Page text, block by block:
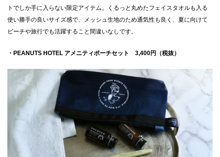
トでしか手に入らない限定アイテム。くるっと丸めたフェイスタオルも入る
使い勝手の良いサイズ感で、メッシュ生地のため通気性も良く、夏に向けて
ビーチや旅行でも活躍すること間違いなしです。
・PEANUTS HOTEL アメニティポーチセット 3,400円（税抜）